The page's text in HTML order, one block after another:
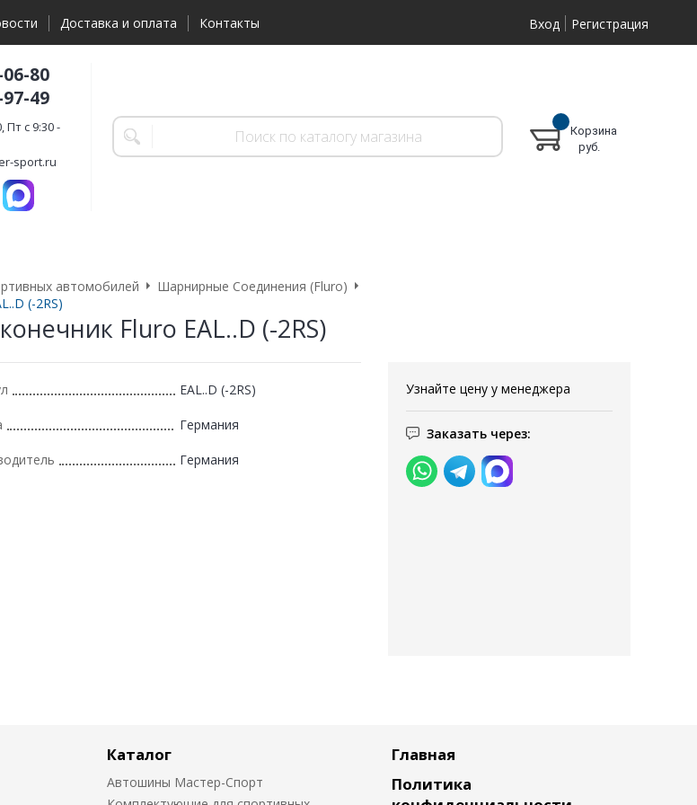
Доставка и оплата Контакты Вход Регистрация
80
49
Пт с 9:30 -
sport.ru
Корзина
руб.
автомобилей
Шарнирные Соединения (Fluro)
(-2RS)
Fluro EAL..D (-2RS)
Узнайте цену у менеджера
Заказать через:
EAL..D (-2RS)
Германия
Германия
Каталог
Автошины Мастер-Спорт
Главная
Политика